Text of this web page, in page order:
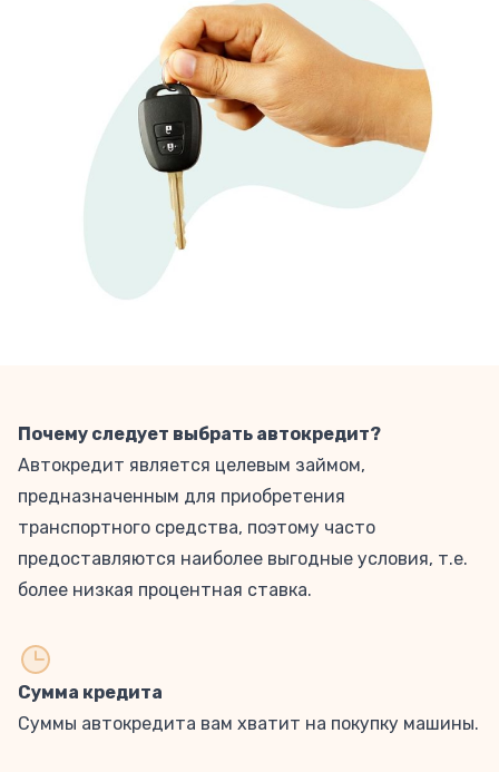
Почему следует выбрать автокредит?
Автокредит является целевым займом,
предназначенным для приобретения
транспортного средства, поэтому часто
предоставляются наиболее выгодные условия, т.е.
более низкая процентная ставка.
Сумма кредита
Суммы автокредита вам хватит на покупку машины.